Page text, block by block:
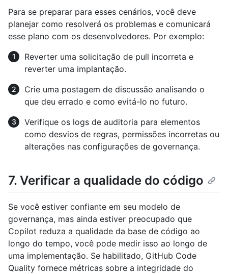
Para se preparar para esses cenários, você deve
planejar como resolverá os problemas e comunicará
esse plano com os desenvolvedores. Por exemplo:
Reverter uma solicitação de pull incorreta e
reverter uma implantação.
Crie uma postagem de discussão analisando o
que deu errado e como evitá-lo no futuro.
Verifique os logs de auditoria para elementos
como desvios de regras, permissões incorretas ou
alterações nas configurações de governança.
7. Verificar a qualidade do código
Se você estiver confiante em seu modelo de
governança, mas ainda estiver preocupado que
Copilot reduza a qualidade da base de código ao
longo do tempo, você pode medir isso ao longo de
uma implementação. Se habilitado, GitHub Code
Quality fornece métricas sobre a integridade do